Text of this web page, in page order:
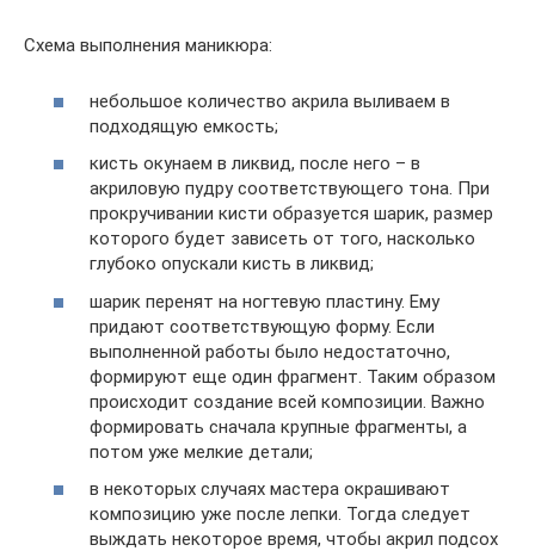
Схема выполнения маникюра:
небольшое количество акрила выливаем в
подходящую емкость;
кисть окунаем в ликвид, после него – в
акриловую пудру соответствующего тона. При
прокручивании кисти образуется шарик, размер
которого будет зависеть от того, насколько
глубоко опускали кисть в ликвид;
шарик перенят на ногтевую пластину. Ему
придают соответствующую форму. Если
выполненной работы было недостаточно,
формируют еще один фрагмент. Таким образом
происходит создание всей композиции. Важно
формировать сначала крупные фрагменты, а
потом уже мелкие детали;
в некоторых случаях мастера окрашивают
композицию уже после лепки. Тогда следует
выждать некоторое время, чтобы акрил подсох